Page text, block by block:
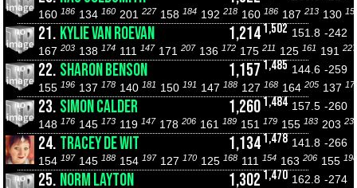
160 186 134 160 201 227 158 184 192 218 160 186 187 213 130
21. KYLIE VAN ROEVAN 1,2141,502 151.8 -242
167 203 138 174 111 147 171 207 136 172 175 211 125 161 191 227
22. SHARON BENSON 1,157 1,485 144.6 -259
155 196 137 178 140 181 150 191 147 188 127 168 164 205 137
23. SIMON CALDER 1,2601,484 157.5 -260
148 176 145 173 119 147 178 206 161 189 151 179 155 183 203
24. TRACEY DE WIT 1,1341,478 141.8 -266
154 197 145 188 154 197 127 170 125 168 111 154 163 206 155 198
25. NORM LAYTON 1,302 1,470 162.8 -274